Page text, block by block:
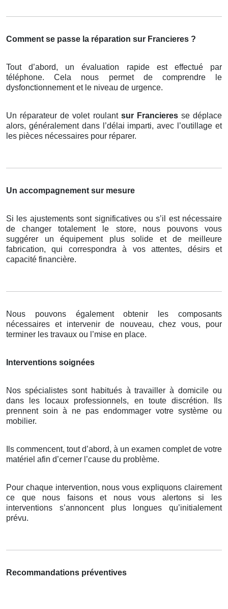
Comment se passe la réparation sur Francieres ?
Tout d’abord, un évaluation rapide est effectué par
téléphone. Cela nous permet de comprendre le
dysfonctionnement et le niveau de urgence.
Un réparateur de volet roulant sur Francieres se déplace
alors, généralement dans l’délai imparti, avec l’outillage et
les pièces nécessaires pour réparer.
Un accompagnement sur mesure
Si les ajustements sont significatives ou s’il est nécessaire
de changer totalement le store, nous pouvons vous
suggérer un équipement plus solide et de meilleure
fabrication, qui correspondra à vos attentes, désirs et
capacité financière.
Nous pouvons également obtenir les composants
nécessaires et intervenir de nouveau, chez vous, pour
terminer les travaux ou l’mise en place.
Interventions soignées
Nos spécialistes sont habitués à travailler à domicile ou
dans les locaux professionnels, en toute discrétion. Ils
prennent soin à ne pas endommager votre système ou
mobilier.
Ils commencent, tout d’abord, à un examen complet de votre
matériel afin d’cerner l’cause du problème.
Pour chaque intervention, nous vous expliquons clairement
ce que nous faisons et nous vous alertons si les
interventions s’annoncent plus longues qu’initialement
prévu.
Recommandations préventives